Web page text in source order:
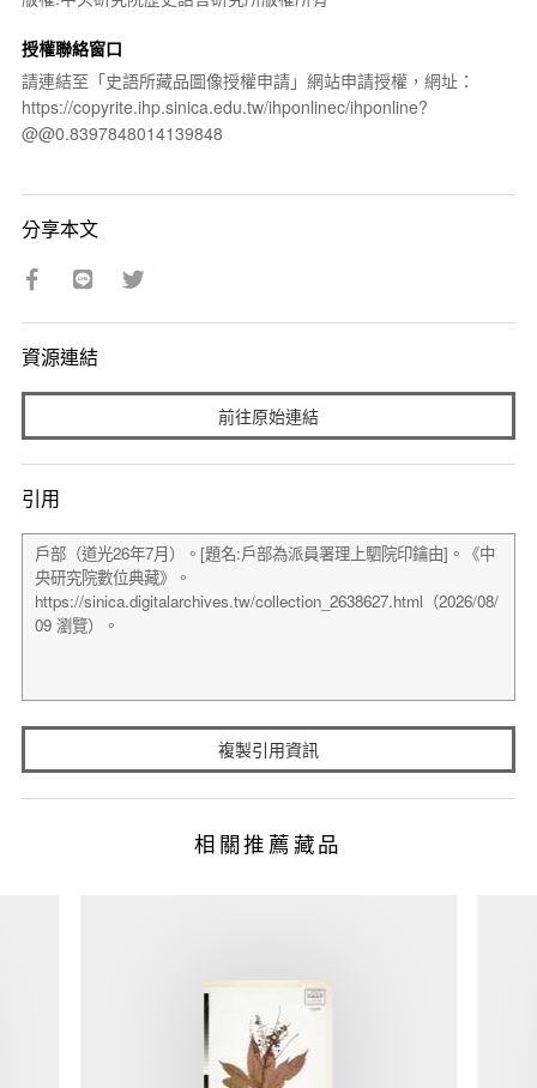
授權聯絡窗口
請連結至「史語所藏品圖像授權申請」網站申請授權，網址：
https://copyrite.ihp.sinica.edu.tw/ihponlinec/ihponline?
@@0.8397848014139848
分享本文
資源連結
前往原始連結
引用
複製引用資訊
相關推薦藏品